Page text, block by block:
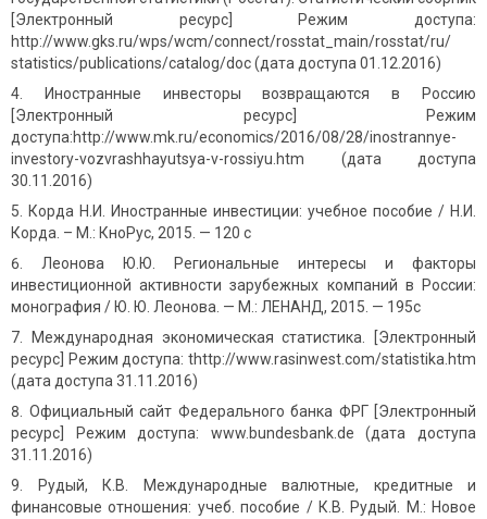
[Электронный ресурс] Режим доступа:
http://www.gks.ru/wps/wcm/connect/rosstat_main/rosstat/ru/
statistics/publications/catalog/doc (дата доступа 01.12.2016)
Иностранные инвесторы возвращаются в Россию
[Электронный ресурс] Режим
доступа:http://www.mk.ru/economics/2016/08/28/inostrannye-
investory-vozvrashhayutsya-v-rossiyu.htm (дата доступа
30.11.2016)
Корда Н.И. Иностранные инвестиции: учебное пособие / Н.И.
Корда. – М.: КноРус, 2015. — 120 с
Леонова Ю.Ю. Региональные интересы и факторы
инвестиционной активности зарубежных компаний в России:
монография / Ю. Ю. Леонова. — М.: ЛЕНАНД, 2015. — 195с
Международная экономическая статистика. [Электронный
ресурс] Режим доступа: thttp://www.rasinwest.com/statistika.htm
(дата доступа 31.11.2016)
Официальный сайт Федерального банка ФРГ [Электронный
ресурс] Режим доступа: www.bundesbank.de (дата доступа
31.11.2016)
Рудый, К.В. Международные валютные, кредитные и
финансовые отношения: учеб. пособие / К.В. Рудый. М.: Новое